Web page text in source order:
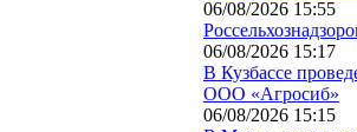
06/08/2026 15:55
06/08/2026 15:17
В Кузбассе
ООО «Агросиб»
06/08/2026 15:15